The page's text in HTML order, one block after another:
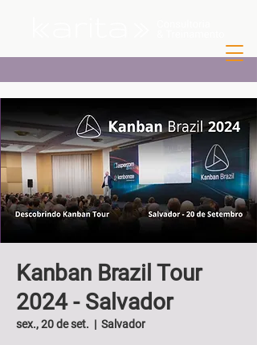
Kanban Brazil Tour
2024 - Salvador
sex., 20 de set.
  |
Salvador